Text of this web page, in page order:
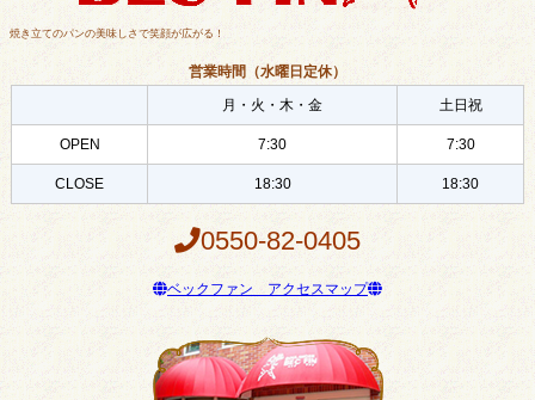
焼き立てのパンの美味しさで笑顔が広がる！
営業時間（水曜日定休）
月・火・木・金
土日祝
OPEN 7:30 7:30
CLOSE 18:30 18:30
0550-82-0405
ベックファン アクセスマップ